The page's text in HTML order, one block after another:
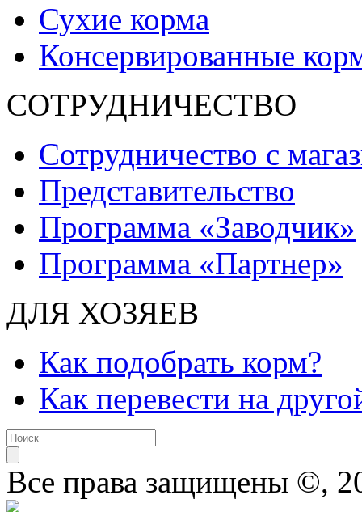
Сухие корма
Консервированные
СОТРУДНИЧЕСТВО
Сотрудничество с
Представительство
Программа «Заводчик»
Программа «Партнер»
ДЛЯ ХОЗЯЕВ
Как подобрать корм?
Как перевести на
Все права защищены ©,